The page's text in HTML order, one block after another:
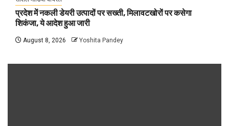
प्रदेश में नकली डेयरी उत्पादों पर सख्ती, मिलावटखोरों पर कसेगा
शिकंजा, ये आदेश हुआ जारी
August 8, 2026 Yoshita Pandey